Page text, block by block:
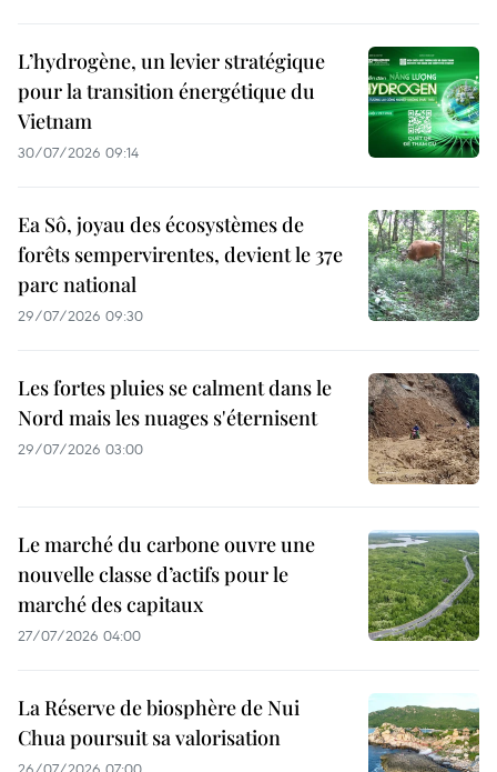
L’hydrogène, un levier stratégique
pour la transition énergétique du
Vietnam
30/07/2026 09:14
Ea Sô, joyau des écosystèmes de
forêts sempervirentes, devient le 37e
parc national
29/07/2026 09:30
Les fortes pluies se calment dans le
Nord mais les nuages s'éternisent
29/07/2026 03:00
Le marché du carbone ouvre une
nouvelle classe d’actifs pour le
marché des capitaux
27/07/2026 04:00
La Réserve de biosphère de Nui
Chua poursuit sa valorisation